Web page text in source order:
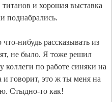
и хорошая выставка
поднабрались.
нибудь рассказывать из
не было. Я тоже решил
коллеги по работе синяки на
говорит, это ж ты меня на
Стыдно-то как!